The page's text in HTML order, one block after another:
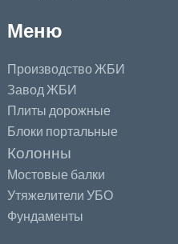
Меню
Производство ЖБИ
Завод ЖБИ
Плиты дорожные
Блоки портальные
Колонны
Мостовые балки
Утяжелители УБО
Фундаменты